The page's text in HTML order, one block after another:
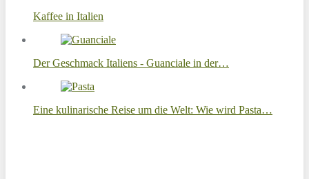
Kaffee in Italien
Der Geschmack Italiens - Guanciale in der…
Eine kulinarische Reise um die Welt: Wie wird Pasta…